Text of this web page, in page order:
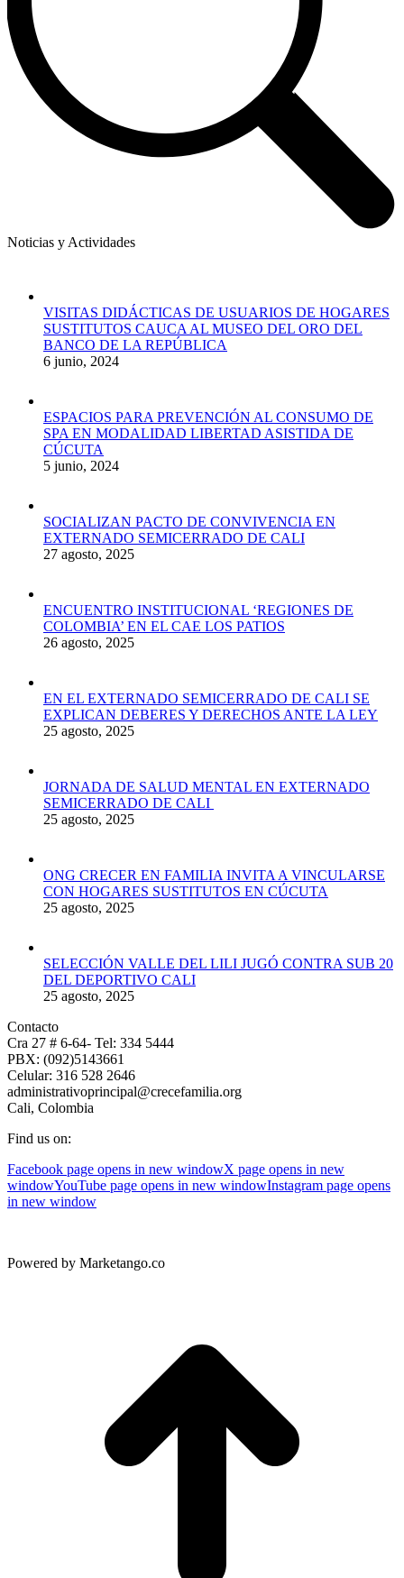
Noticias y Actividades
VISITAS DIDÁCTICAS DE USUARIOS DE HOGARES
SUSTITUTOS CAUCA AL MUSEO DEL ORO DEL
BANCO DE LA REPÚBLICA
6 junio, 2024
ESPACIOS PARA PREVENCIÓN AL CONSUMO DE
SPA EN MODALIDAD LIBERTAD ASISTIDA DE
CÚCUTA
5 junio, 2024
SOCIALIZAN PACTO DE CONVIVENCIA EN
EXTERNADO SEMICERRADO DE CALI
27 agosto, 2025
ENCUENTRO INSTITUCIONAL ‘REGIONES DE
COLOMBIA’ EN EL CAE LOS PATIOS
26 agosto, 2025
EN EL EXTERNADO SEMICERRADO DE CALI SE
EXPLICAN DEBERES Y DERECHOS ANTE LA LEY
25 agosto, 2025
JORNADA DE SALUD MENTAL EN EXTERNADO
SEMICERRADO DE CALI
25 agosto, 2025
ONG CRECER EN FAMILIA INVITA A VINCULARSE
CON HOGARES SUSTITUTOS EN CÚCUTA
25 agosto, 2025
SELECCIÓN VALLE DEL LILI JUGÓ CONTRA SUB 20
DEL DEPORTIVO CALI
25 agosto, 2025
Contacto
Cra 27 # 6-64- Tel: 334 5444
PBX: (092)5143661
Celular: 316 528 2646
administrativoprincipal@crecefamilia.org
Cali, Colombia
Find us on:
Facebook page opens in new windowX page opens in new
windowYouTube page opens in new windowInstagram page opens
in new window
Powered by Marketango.co